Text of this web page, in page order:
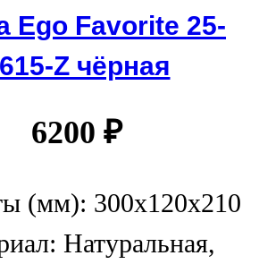
Ego Favorite 25-
Z чёрная
6200 ₽
(мм): 300x120x210
Натуральная,